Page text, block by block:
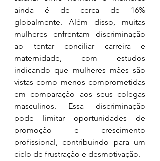
ainda é de cerca de 16%
globalmente. Além disso, muitas
mulheres enfrentam discriminação
ao tentar conciliar carreira e
maternidade, com estudos
indicando que mulheres mães são
vistas como menos comprometidas
em comparação aos seus colegas
masculinos. Essa discriminação
pode limitar oportunidades de
promoção e crescimento
profissional, contribuindo para um
ciclo de frustração e desmotivação.